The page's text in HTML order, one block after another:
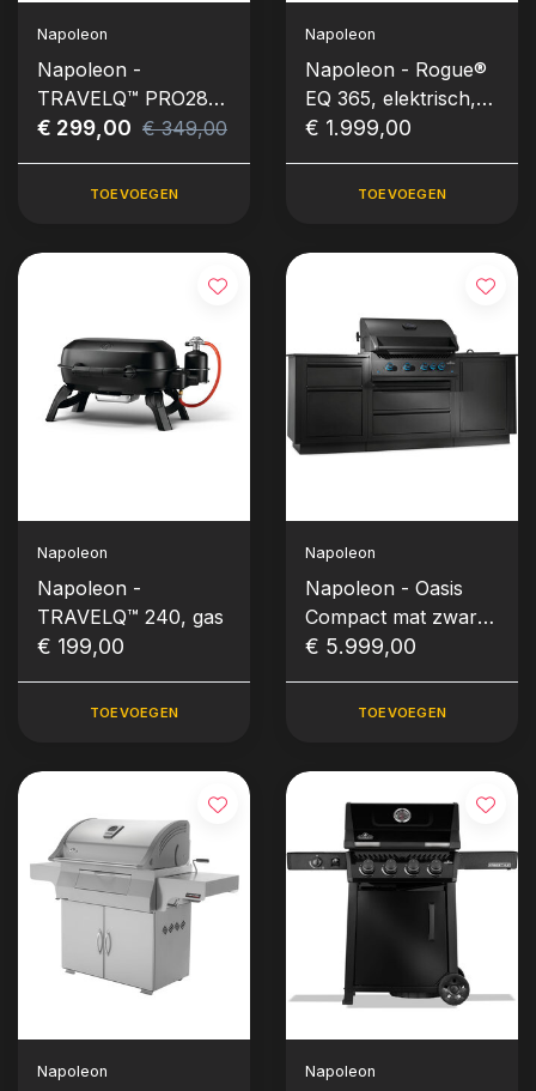
Napoleon
Napoleon -
TRAVELQ™ PRO285,
elektrisch
€ 299,00 € 349,00
TOEVOEGEN
Napoleon
Napoleon - Rogue®
EQ 365, elektrisch,
matzwart
€ 1.999,00
TOEVOEGEN
Napoleon
Napoleon -
TRAVELQ™ 240, gas
€ 199,00
TOEVOEGEN
Napoleon
Napoleon - Oasis
Compact mat zwart
met BIG32- 1 en
€ 5.999,00
TOEVOEGEN
Napoleon Napoleon